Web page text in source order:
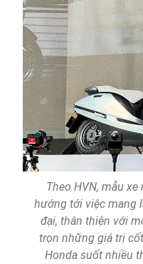
Theo HVN, mẫu
hướng tới việc mang
đại, thân thiện với
trọn những giá trị
Honda suốt nhiều